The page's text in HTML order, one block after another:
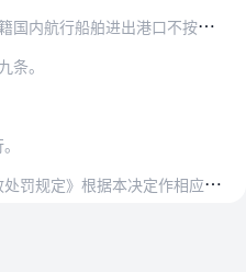
中国籍国内航行船舶进出港口不按照规定向海事管理机构报告船舶的航次计划、适航状态、…
条。
《
中华人民共和国海上海事行政处罚规定》根据本决定作相应修正，重新发布。